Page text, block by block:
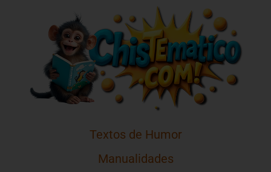
Textos de Humor
Manualidades